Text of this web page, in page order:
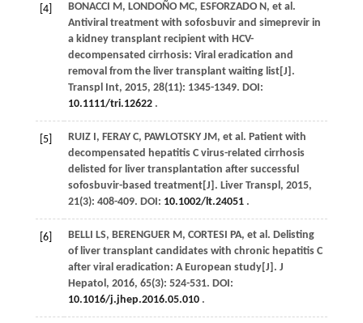
[4] BONACCI M, LONDOÑO MC, ESFORZADO N, et al.
Antiviral treatment with sofosbuvir and simeprevir in
a kidney transplant recipient with HCV-
decompensated cirrhosis: Viral eradication and
removal from the liver transplant waiting list[J].
Transpl Int, 2015, 28(11): 1345-1349. DOI:
10.1111/tri.12622.
[5] RUIZ I, FERAY C, PAWLOTSKY JM, et al. Patient with
decompensated hepatitis C virus-related cirrhosis
delisted for liver transplantation after successful
sofosbuvir-based treatment[J]. Liver Transpl, 2015,
21(3): 408-409. DOI: 10.1002/lt.24051.
[6] BELLI LS, BERENGUER M, CORTESI PA, et al. Delisting
of liver transplant candidates with chronic hepatitis C
after viral eradication: A European study[J]. J
Hepatol, 2016, 65(3): 524-531. DOI:
10.1016/j.jhep.2016.05.010.